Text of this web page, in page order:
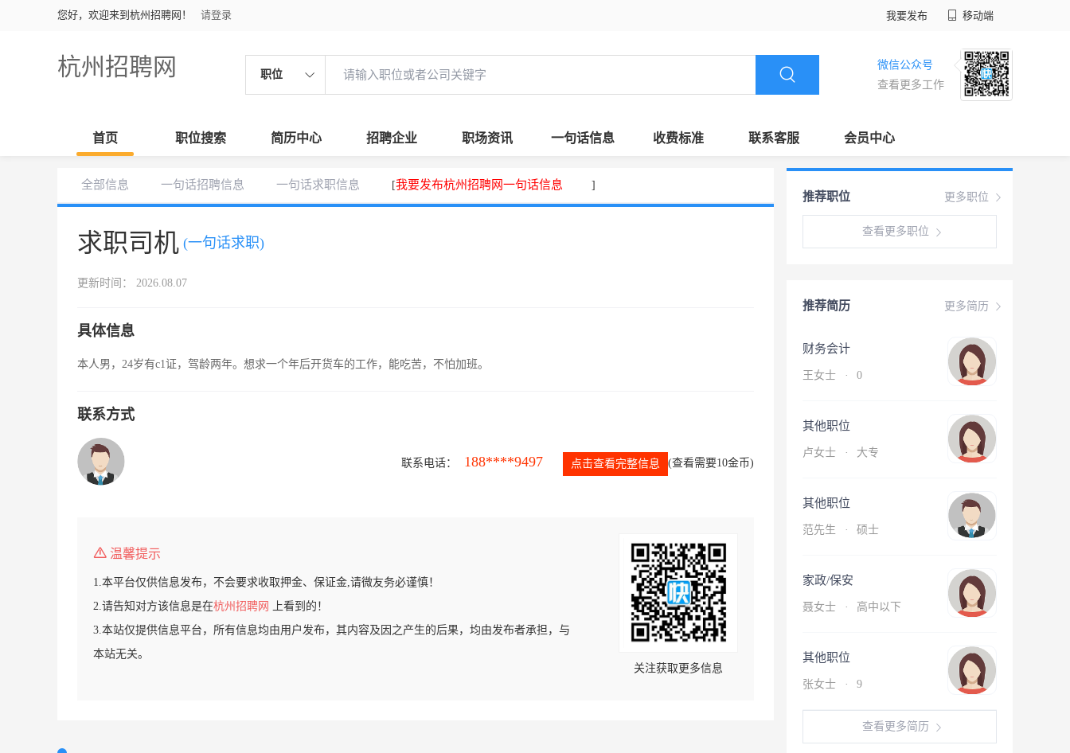
您好，欢迎来到杭州招聘网！ 请登录 我要发布 移动端
杭州招聘网 职位
微信公众号
查看更多工作
首页 职位搜索 简历中心 招聘企业 职场资讯 一句话信息 收费标准 联系客服 会员中心
全部信息 一句话招聘信息 一句话求职信息 [我要发布杭州招聘网一句话信息 ]
求职司机 (一句话求职)
更新时间： 2026.08.07
具体信息
本人男，24岁有c1证，驾龄两年。想求一个年后开货车的工作，能吃苦，不怕加班。
联系方式
联系电话： 188****9497 点击查看完整信息 (查看需要10金币)
温馨提示
1.本平台仅供信息发布，不会要求收取押金、保证金,请微友务必谨慎！
2.请告知对方该信息是在杭州招聘网
上看到的！
3.本站仅提供信息平台，所有信息均由用户发布，其内容及因之产生的后果，均由发布者承担，与
本站无关。
关注获取更多信息
更多职位
推荐职位
查看更多职位
更多简历
推荐简历
财务会计
王女士 · 0
其他职位
卢女士 · 大专
其他职位
范先生 · 硕士
家政/保安
聂女士 · 高中以下
其他职位
张女士 · 9
查看更多简历